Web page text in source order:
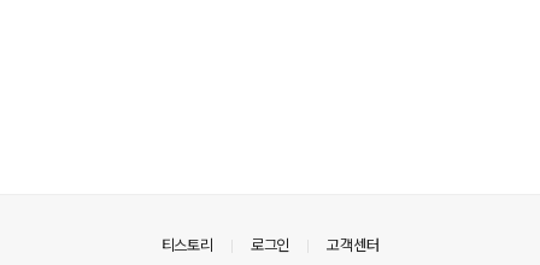
티스토리 로그인 고객센터